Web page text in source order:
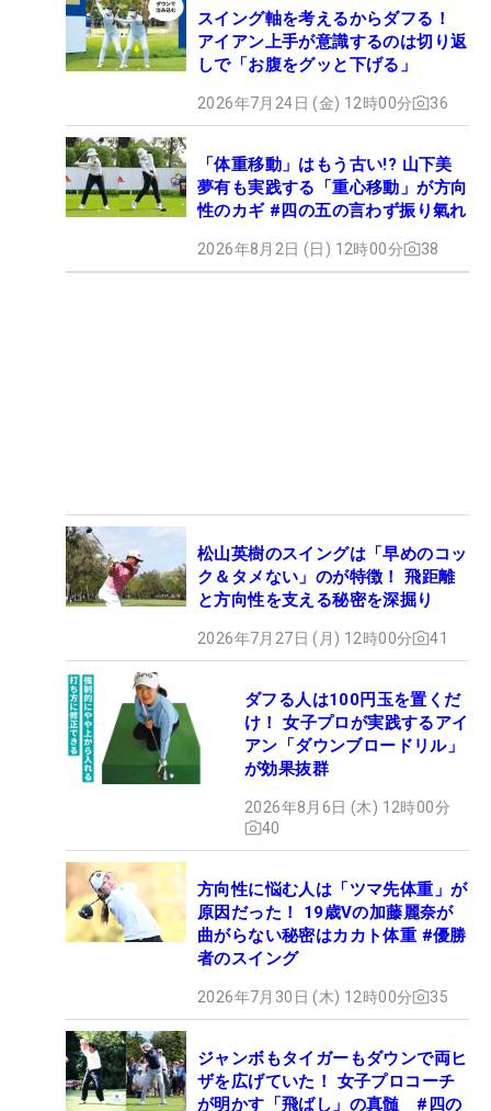
スイング軸を考えるからダフる！
アイアン上手が意識するのは切り返
しで「お腹をグッと下げる」
2026年7月24日 (金) 12時00分 36
「体重移動」はもう古い!? 山下美
夢有も実践する「重心移動」が方向
性のカギ #四の五の言わず振り氣れ
2026年8月2日 (日) 12時00分 38
松山英樹のスイングは「早めのコッ
ク＆タメない」のが特徴！ 飛距離
と方向性を支える秘密を深掘り
2026年7月27日 (月) 12時00分 41
ダフる人は100円玉を置くだ
け！ 女子プロが実践するアイ
アン「ダウンブロードリル」
が効果抜群
2026年8月6日 (木) 12時00分
40
方向性に悩む人は「ツマ先体重」が
原因だった！ 19歳Vの加藤麗奈が
曲がらない秘密はカカト体重 #優勝
者のスイング
2026年7月30日 (木) 12時00分 35
ジャンボもタイガーもダウンで両ヒ
ザを広げていた！ 女子プロコーチ
が明かす「飛ばし」の真髄 #四の